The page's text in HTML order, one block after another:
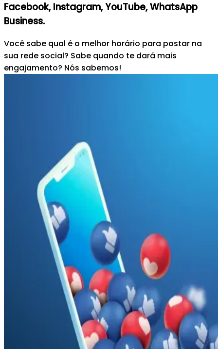
Facebook, Instagram, YouTube, WhatsApp
Business.
Você sabe qual é o melhor horário para postar na
sua rede social? Sabe quando te dará mais
engajamento? Nós sabemos!